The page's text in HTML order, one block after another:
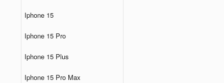
Iphone 15
Iphone 15 Pro
Iphone 15 Plus
Iphone 15 Pro Max